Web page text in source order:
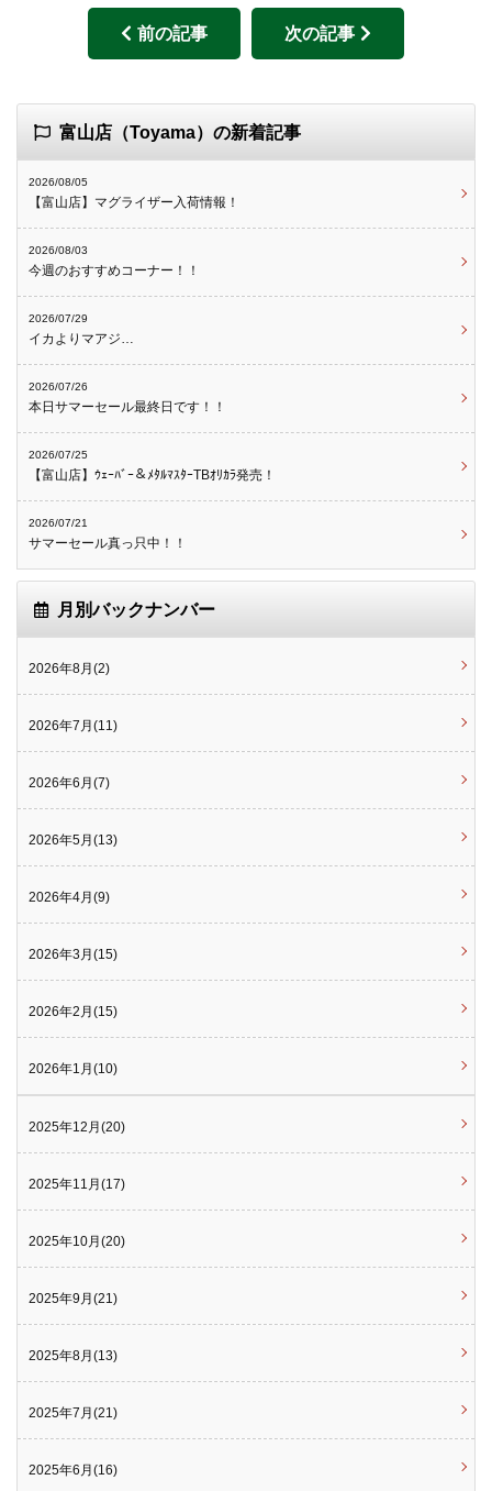
前の記事 次の記事
富山店（Toyama）の新着記事
2026/08/05
【富山店】マグライザー入荷情報！
2026/08/03
今週のおすすめコーナー！！
2026/07/29
イカよりマアジ…
2026/07/26
本日サマーセール最終日です！！
2026/07/25
【富山店】ｳｪｰﾊﾞｰ＆ﾒﾀﾙﾏｽﾀｰTBｵﾘｶﾗ発売！
2026/07/21
サマーセール真っ只中！！
月別バックナンバー
2026年8月(2)
2026年7月(11)
2026年6月(7)
2026年5月(13)
2026年4月(9)
2026年3月(15)
2026年2月(15)
2026年1月(10)
2025年12月(20)
2025年11月(17)
2025年10月(20)
2025年9月(21)
2025年8月(13)
2025年7月(21)
2025年6月(16)